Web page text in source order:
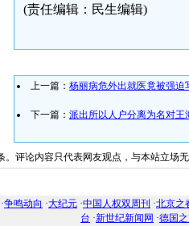
(责任编辑：民生编辑)
上一篇： 杨丽病危外出就医竟被强迫
下一篇： 派出所以人户分离为名对王
。评论内容只代表网友观点，与本站立场
·争鸣动向 ·大纪元 ·中国人权双周刊 ·北京之
台 ·新世纪新闻网 ·德国